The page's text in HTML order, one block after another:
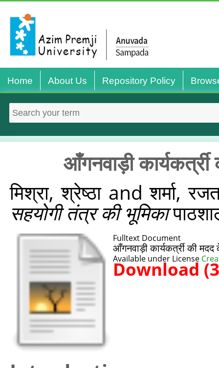
Home About Us Repository Policy
आँगनवाड़ी
मिश्रा, श्रेष्‍ठाandशर्मा,
सहयोगी तंत्र की भूमिका
Fulltext Document
आँगनवाड़ी कार्यकर्त्री की
Available under License
Download